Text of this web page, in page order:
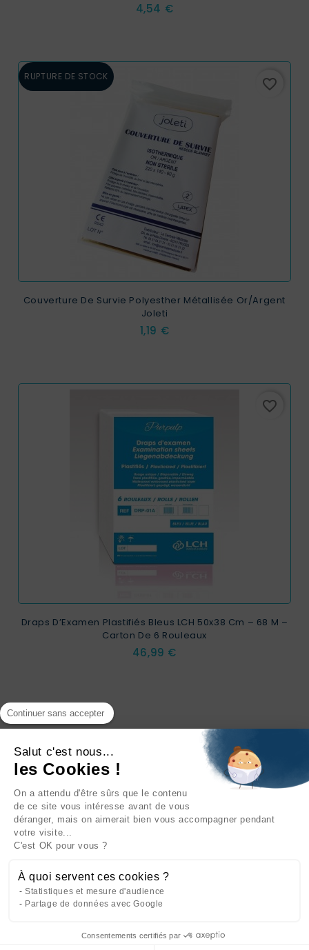
Prix
4,54 €
RUPTURE DE STOCK favorite_border
Couverture De Survie Polyesther Métallisée Or/argent
Joleti
Prix
1,19 €
EXCLUSIVITÉ WEB !
favorite_border
Draps D’Examen Plastifiés Bleus LCH 50x38 Cm – 68 M –
Carton De 6 Rouleaux
Prix
46,99 €
INFORMATIONS
NOTRE SOCIÉTÉ
NOS PRODUITS
CATÉGORIES
Continuer sans accepter
Salut c'est nous...
les Cookies !
On a attendu d'être sûrs que le contenu
de ce site vous intéresse avant de vous
déranger, mais on aimerait bien vous accompagner pendant
votre visite...
C'est OK pour vous ?
À quoi servent ces cookies ?
Statistiques et mesure d'audience
Partage de données avec Google
Consentements certifiés par